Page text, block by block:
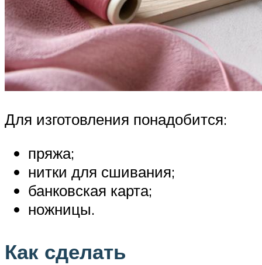
Для изготовления понадобится:
пряжа;
нитки для сшивания;
банковская карта;
ножницы.
Как сделать